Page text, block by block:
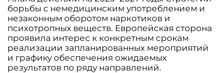
борьбы с немедицинским употреблением и
незаконным оборотом наркотиков и
психотропных веществ. Европейская сторона
проявила интерес к конкретным срокам
реализации запланированных мероприятий
и графику обеспечения ожидаемых
результатов по ряду направлений.